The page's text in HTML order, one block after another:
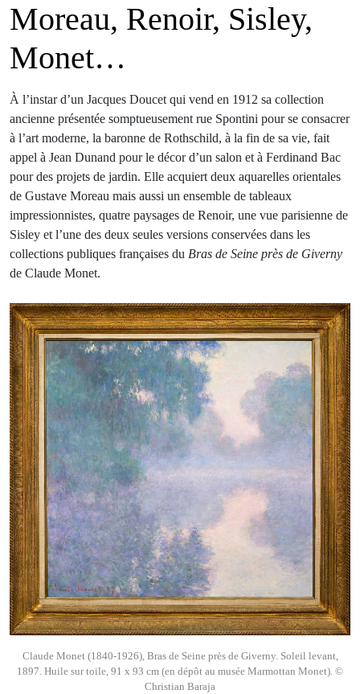
Moreau, Renoir, Sisley,
Monet…
À l’instar d’un Jacques Doucet qui vend en 1912 sa collection
ancienne présentée somptueusement rue Spontini pour se consacrer
à l’art moderne, la baronne de Rothschild, à la fin de sa vie, fait
appel à Jean Dunand pour le décor d’un salon et à Ferdinand Bac
pour des projets de jardin. Elle acquiert deux aquarelles orientales
de Gustave Moreau mais aussi un ensemble de tableaux
impressionnistes, quatre paysages de Renoir, une vue parisienne de
Sisley et l’une des deux seules versions conservées dans les
collections publiques françaises du Bras de Seine près de Giverny
de Claude Monet.
Claude Monet (1840-1926), Bras de Seine près de Giverny. Soleil levant,
1897. Huile sur toile, 91 x 93 cm (en dépôt au musée Marmottan Monet). ©
Christian Baraja